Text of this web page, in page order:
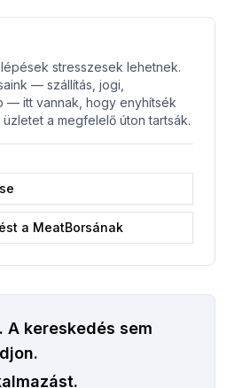
stresszesek lehetnek.
— szállítás, jogi,
— itt vannak, hogy enyhítsék
a megfelelő úton tartsák.
a MeatBorsának
A kereskedés sem